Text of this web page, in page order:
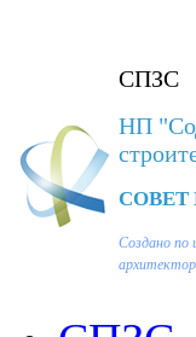
СПЗС
НП
СОВЕТ
Создано по